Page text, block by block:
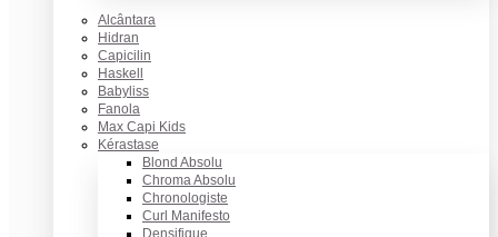
Alcântara
Hidran
Capicilin
Haskell
Babyliss
Fanola
Max Capi Kids
Kérastase
Blond Absolu
Chroma Absolu
Chronologiste
Curl Manifesto
Densifique